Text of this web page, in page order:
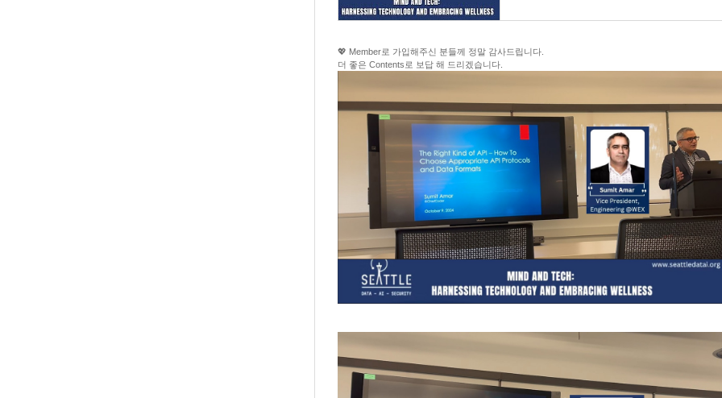
💖 Member로 가입해주신 분들께 정말 감사드립니다.
더 좋은 Contents로 보답 해 드리겠습니다.